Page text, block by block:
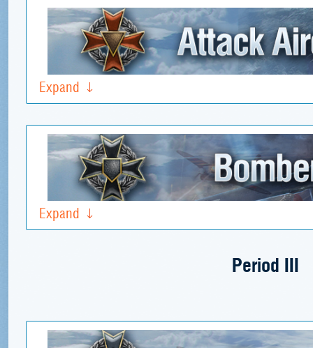
Expand
Expand
Period III